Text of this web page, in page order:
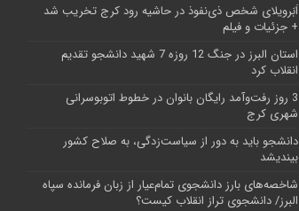
اَبَر‌ویلای شخص ذی‌نفوذ در حاشیه‌ رود کرج تخریب شد
+ جزئیات و فیلم
استان البرز در جنگ 12 روزه 7 شهید دانشجو تقدیم
انقلاب کرد
3 روز رفت‌وآمد رایگان بانوان در خطوط اتوبوسرانی
شهری کرج
دانشجو باید به دور از سیاست‌زدگی، به صلاح کشور
بیندیشد
شاخصه‌های بارز دانشجوی تمام‌عیار از زبان فرمانده سپاه
البرز/ دانشجوی تراز انقلاب کیست؟